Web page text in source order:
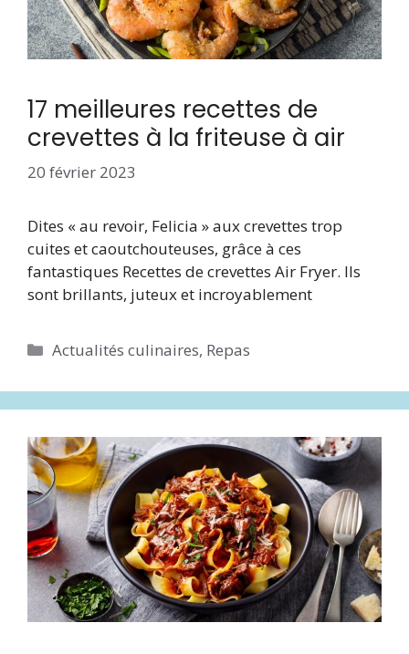
17 meilleures recettes de
crevettes à la friteuse à air
20 février 2023
Dites « au revoir, Felicia » aux crevettes trop
cuites et caoutchouteuses, grâce à ces
fantastiques Recettes de crevettes Air Fryer. Ils
sont brillants, juteux et incroyablement
Catégories
Actualités culinaires, Repas